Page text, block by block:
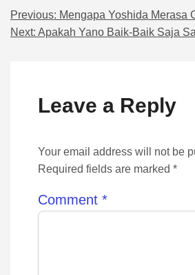
Navigasi pos
Previous: Mengapa Yoshida Merasa Gelisah
Next: Apakah Yano Baik-Baik Saja Saat
Leave a Reply
Your email address will not be
Required fields are marked *
Comment *